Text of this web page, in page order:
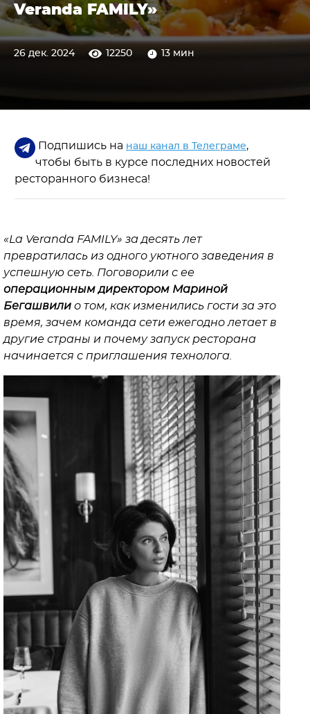
Veranda FAMILY»
26 дек. 2024 12250 13 мин
Подпишись на наш канал в Телеграме,
чтобы быть в курсе последних новостей
ресторанного бизнеса!
«La Veranda FAMILY» за десять лет
превратилась из одного уютного заведения в
успешную сеть. Поговорили с ее
операционным директором Мариной
Бегашвили о том, как изменились гости за это
время, зачем команда сети ежегодно летает в
другие страны и почему запуск ресторана
начинается с приглашения технолога.